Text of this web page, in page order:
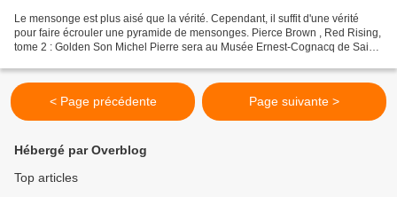
Le mensonge est plus aisé que la vérité. Cependant, il suffit d'une vérité
pour faire écrouler une pyramide de mensonges. Pierce Brown , Red Rising,
tome 2 : Golden Son Michel Pierre sera au Musée Ernest-Cognacq de Saint-
< Page précédente Page suivante >
Hébergé par Overblog
Top articles